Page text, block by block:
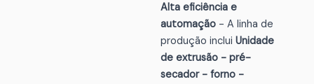
Alta eficiência e
automação- A linha de
produção inclui Unidade
de extrusão - pré-
secador - forno -